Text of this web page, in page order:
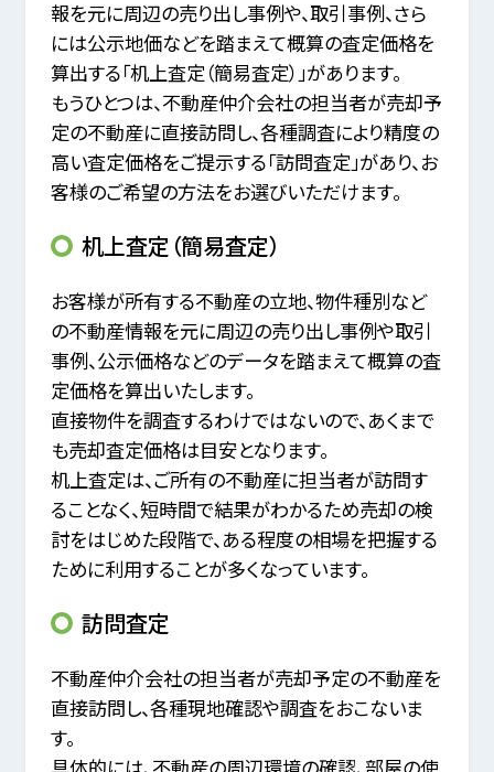
報を元に周辺の売り出し事例や、取引事例、さら
には公示地価などを踏まえて概算の査定価格を
算出する「机上査定（簡易査定）」があります。
もうひとつは、不動産仲介会社の担当者が売却予
定の不動産に直接訪問し、各種調査により精度の
高い査定価格をご提示する「訪問査定」があり、 お
客様のご希望の方法をお選びいただけます。
机上査定（簡易査定）
お客様が所有する不動産の立地、物件種別など
の不動産情報を元に周辺の売り出し事例や取引
事例、公示価格などのデータを踏まえて概算の査
定価格を算出いたします。
直接物件を調査するわけではないので、あくまで
も売却査定価格は目安となります。
机上査定は、ご所有の不動産に担当者が訪問す
ることなく、短時間で結果がわかるため売却の検
討をはじめた段階で、ある程度の相場を把握する
ために利用することが多くなっています。
訪問査定
不動産仲介会社の担当者が売却予定の不動産を
直接訪問し、各種現地確認や調査をおこないま
す。